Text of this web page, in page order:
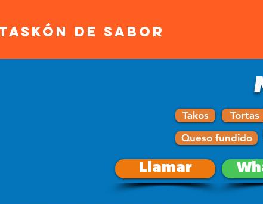
DE SABOR
Takos
Tortas
Queso fundido
Llamar